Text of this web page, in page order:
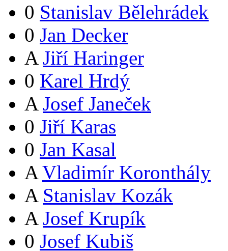
0 Stanislav Bělehrádek
0 Jan Decker
A Jiří Haringer
0 Karel Hrdý
A Josef Janeček
0 Jiří Karas
0 Jan Kasal
A Vladimír Koronthály
A Stanislav Kozák
A Josef Krupík
0 Josef Kubiš